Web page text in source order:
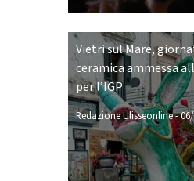
Vietri sul Mare,
ceramica ammessa
per l’IGP
Redazione Ulisseonline-